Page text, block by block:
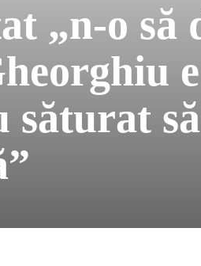
„n-o să
săturat